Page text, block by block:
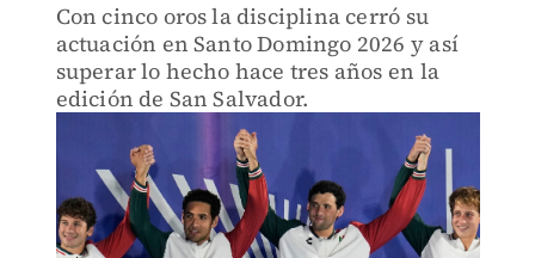
Con cinco oros la disciplina cerró su
actuación en Santo Domingo 2026 y así
superar lo hecho hace tres años en la
edición de San Salvador.